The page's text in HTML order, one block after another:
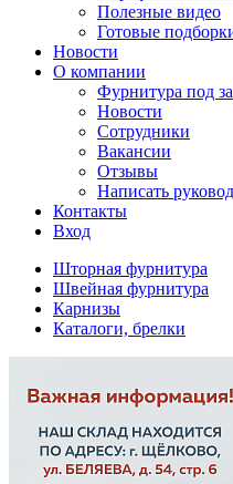
Полезные видео
Готовые
Новости
О компании
Фурнитура под
Новости
Сотрудники
Вакансии
Отзывы
Написать
Контакты
Вход
Шторная фурнитура
Швейная фурнитура
Карнизы
Каталоги, брелки